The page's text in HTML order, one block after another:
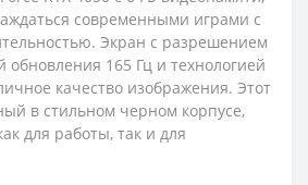
современными играми с
Экран с разрешением
обновления 165 Гц и технологией
качество изображения. Этот
в стильном черном корпусе,
для работы, так и для